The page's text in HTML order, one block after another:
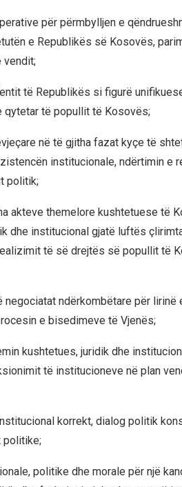
për përmbylljen e
e Republikës së Kosovës,
vendit;
të Republikës si figurë
të popullit të Kosovës;
në të gjitha fazat kyçe të
institucionale, ndërtimin e
politik;
akteve themelore kushtetuese të
dhe institucional gjatë luftës
të së drejtës së popullit të
ndërkombëtare për lirinë
e bisedimeve të Vjenës;
kushtetues, juridik dhe
të institucioneve në plan
korrekt, dialog politik
politike;
politike dhe morale për një